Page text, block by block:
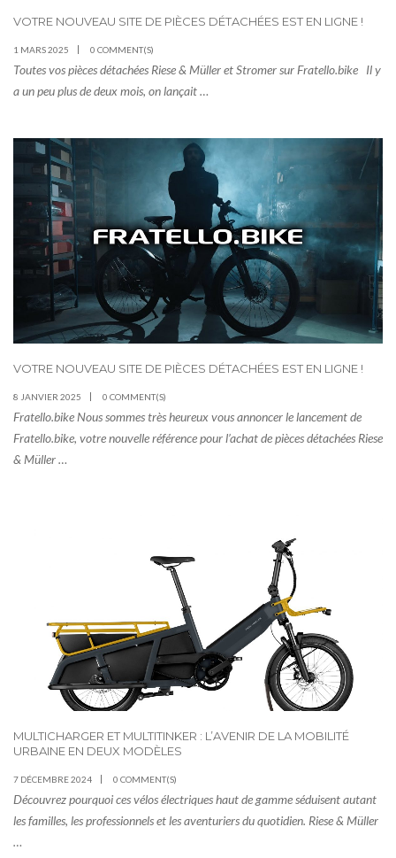
VOTRE NOUVEAU SITE DE PIÈCES DÉTACHÉES EST EN LIGNE !
1 MARS 2025 0 COMMENT(S)
Toutes vos pièces détachées Riese & Müller et Stromer sur Fratello.bike Il y
a un peu plus de deux mois, on lançait …
VOTRE NOUVEAU SITE DE PIÈCES DÉTACHÉES EST EN LIGNE !
8 JANVIER 2025 0 COMMENT(S)
Fratello.bike Nous sommes très heureux vous annoncer le lancement de
Fratello.bike, votre nouvelle référence pour l’achat de pièces détachées Riese
& Müller …
MULTICHARGER ET MULTITINKER : L’AVENIR DE LA MOBILITÉ
URBAINE EN DEUX MODÈLES
7 DÉCEMBRE 2024 0 COMMENT(S)
Découvrez pourquoi ces vélos électriques haut de gamme séduisent autant
les familles, les professionnels et les aventuriers du quotidien. Riese & Müller
…